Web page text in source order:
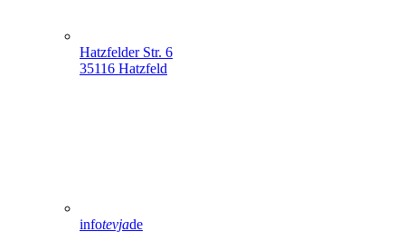
Hatzfelder Str. 6
35116 Hatzfeld
infotevjade